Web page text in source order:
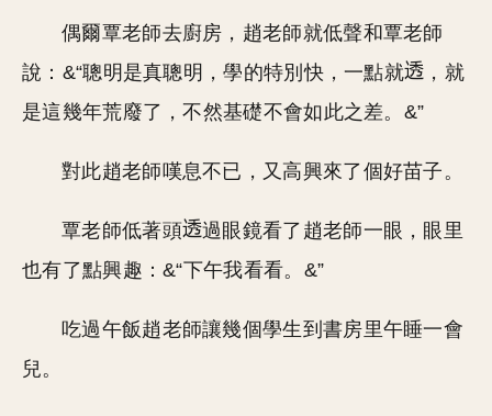
偶爾覃老師去廚房，趙老師就低聲和覃老師
說：&“聰明是真聰明，學的特別快，一點就
，就
是這幾年荒廢了，不然基礎不會如此之差。&”
對此趙老師嘆息不已，又高興來了個好苗子。
覃老師低著頭
過眼鏡看了趙老師一眼，眼里
也有了點興趣：&“下午我看看。&”
吃過午飯趙老師讓幾個學生到書房里午睡一會
兒。